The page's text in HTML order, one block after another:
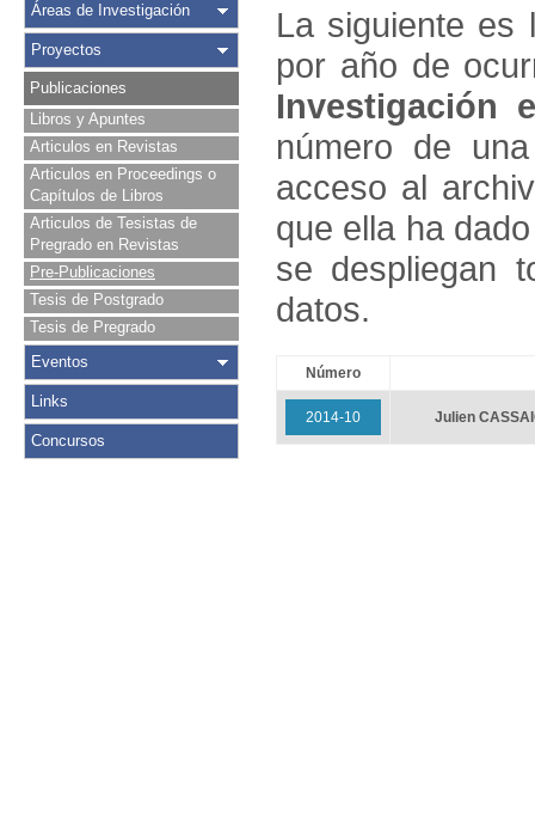
Áreas de Investigación
Proyectos
Publicaciones
Libros y Apuntes
Articulos en Revistas
Articulos en Proceedings o
Capítulos de Libros
Articulos de Tesistas de
Pregrado en Revistas
Pre-Publicaciones
Tesis de Postgrado
Tesis de Pregrado
Eventos
Links
Concursos
La siguiente es
por año de
Investigación
número de
acceso al
que ella ha
se despliegan
datos.
Número
2014-10 Julien